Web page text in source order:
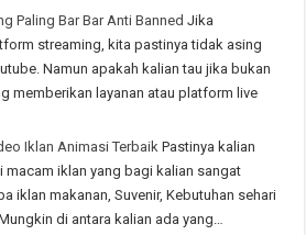
Paling Bar Bar Anti Banned Jika
streaming, kita pastinya tidak asing
Namun apakah kalian tau jika bukan
memberikan layanan atau platform live
Iklan Animasi Terbaik Pastinya kalian
macam iklan yang bagi kalian sangat
iklan makanan, Suvenir, Kebutuhan sehari
di antara kalian ada yang…